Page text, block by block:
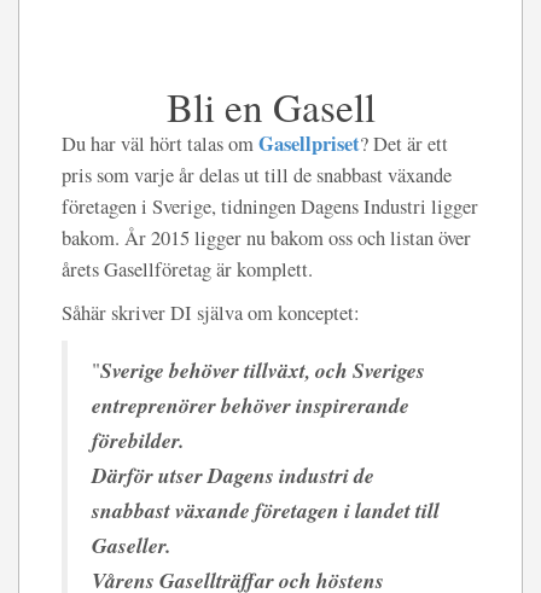
Bli en Gasell
Du har väl hört talas omGasellpriset? Det är ett
pris som varje år delas ut till de snabbast växande
företagen i Sverige, tidningen Dagens Industri ligger
bakom. År 2015 ligger nu bakom oss och listan över
årets Gasellföretag är komplett.
Såhär skriver DI själva om konceptet:
"Sverige behöver tillväxt, och Sveriges
entreprenörer behöver inspirerande
förebilder.
Därför utser Dagens industri de
snabbast växande företagen i landet till
Gaseller.
Vårens Gasellträffar och höstens